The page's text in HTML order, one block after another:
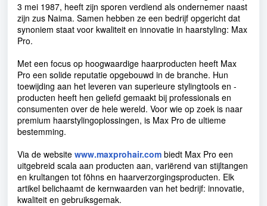
3 mei 1987, heeft zijn sporen verdiend als ondernemer naast
zijn zus Naima. Samen hebben ze een bedrijf opgericht dat
synoniem staat voor kwaliteit en innovatie in haarstyling: Max
Pro.
Met een focus op hoogwaardige haarproducten heeft Max
Pro een solide reputatie opgebouwd in de branche. Hun
toewijding aan het leveren van superieure stylingtools en -
producten heeft hen geliefd gemaakt bij professionals en
consumenten over de hele wereld. Voor wie op zoek is naar
premium haarstylingoplossingen, is Max Pro de ultieme
bestemming.
Via de website www.maxprohair.com biedt Max Pro een
uitgebreid scala aan producten aan, variërend van stijltangen
en krultangen tot föhns en haarverzorgingsproducten. Elk
artikel belichaamt de kernwaarden van het bedrijf: innovatie,
kwaliteit en gebruiksgemak.